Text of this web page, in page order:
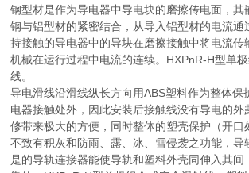
钢型材是作为导电器中导电块的磨擦传电面，其
钢与铝型材的紧密结合，从导入铝型材的电流通
持接触的导电器中的导块在磨擦接触中将电流传
机械在运行过程中电流的连续。HXPnR-H型单
线。
导电滑线沿滑线纵长方向用ABS塑料作为整体保
电器接触处外，因此安装后接触线没有导电的外
修带来极大的方便，同时整体的塑壳保护（开口
不致有积灰和防雨、露、冰、雪侵袭之功能，导
是的导轨连接器能使导轨和塑料外壳同伸入其间